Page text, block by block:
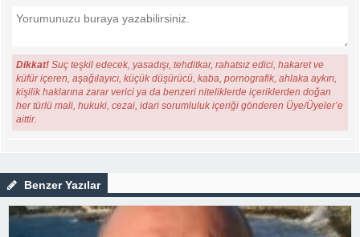
Dikkat! Suç teşkil edecek, yasadışı, tehditkar, rahatsız edici, hakaret ve
küfür içeren, aşağılayıcı, küçük düşürücü, kaba, pornografik, ahlaka aykırı,
kişilik haklarına zarar verici ya da benzeri niteliklerde içeriklerden doğan
her türlü mali, hukuki, cezai, idari sorumluluk içeriği gönderen Üye/Üyeler’e
aittir.
Benzer Yazılar